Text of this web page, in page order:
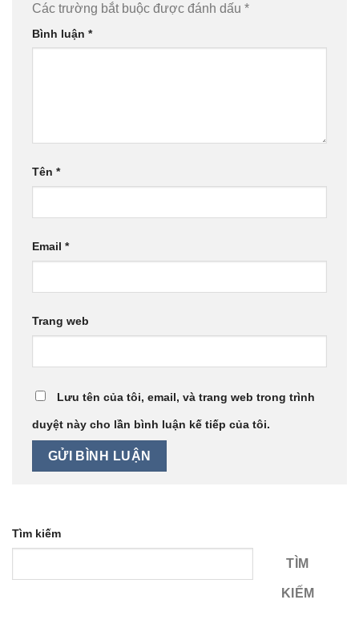
Các trường bắt buộc được đánh dấu *
Bình luận *
Tên *
Email *
Trang web
Lưu tên của tôi, email, và trang web trong trình
duyệt này cho lần bình luận kế tiếp của tôi.
Tìm kiếm
TÌM
KIẾM